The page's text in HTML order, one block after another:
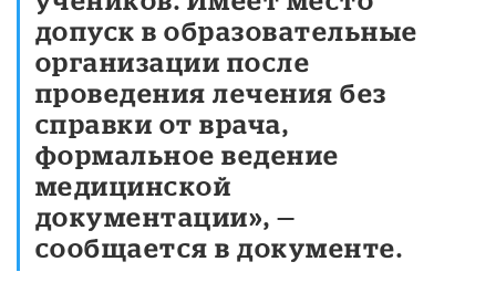
допуск в образовательные
организации после
проведения лечения без
справки от врача,
формальное ведение
медицинской
документации», —
сообщается в документе.